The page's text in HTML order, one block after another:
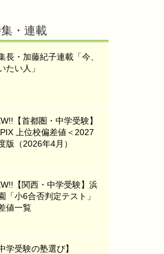
・連載
長・加藤紀子連載「今、
たい人」
【首都圏・中学受験】
上位校偏差値＜2027
版（2026年4月）
【関西・中学受験】浜
「小6合否判定テスト」
値一覧
学受験の塾選び】